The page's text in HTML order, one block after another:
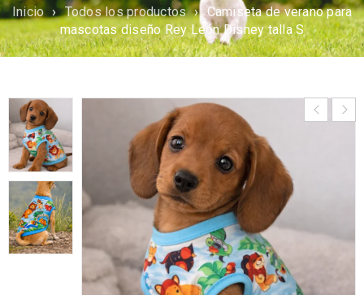
Inicio › Todos los productos › Camiseta de verano para
mascotas diseño Rey León Disney talla S